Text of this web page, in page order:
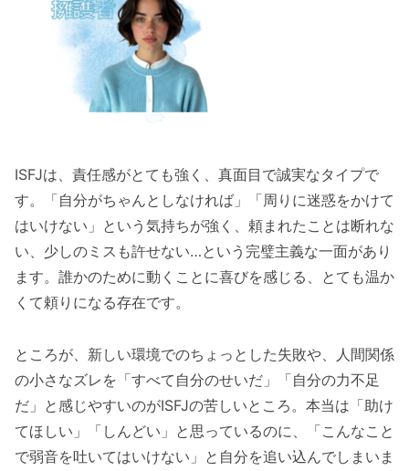
ISFJは、責任感がとても強く、真面目で誠実なタイプで
す。「自分がちゃんとしなければ」「周りに迷惑をかけて
はいけない」という気持ちが強く、頼まれたことは断れな
い、少しのミスも許せない…という完璧主義な一面があり
ます。誰かのために動くことに喜びを感じる、とても温か
くて頼りになる存在です。
ところが、新しい環境でのちょっとした失敗や、人間関係
の小さなズレを「すべて自分のせいだ」「自分の力不足
だ」と感じやすいのがISFJの苦しいところ。本当は「助け
てほしい」「しんどい」と思っているのに、「こんなこと
で弱音を吐いてはいけない」と自分を追い込んでしまいま